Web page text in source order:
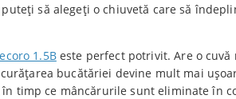
să alegeți o chiuvetă care să
1.5Beste perfect potrivit. Are o cuvă
bucătăriei devine mult mai
timp ce mâncărurile sunt eliminate în